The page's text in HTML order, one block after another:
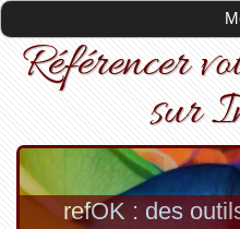
Référencer
sur
refOK : des